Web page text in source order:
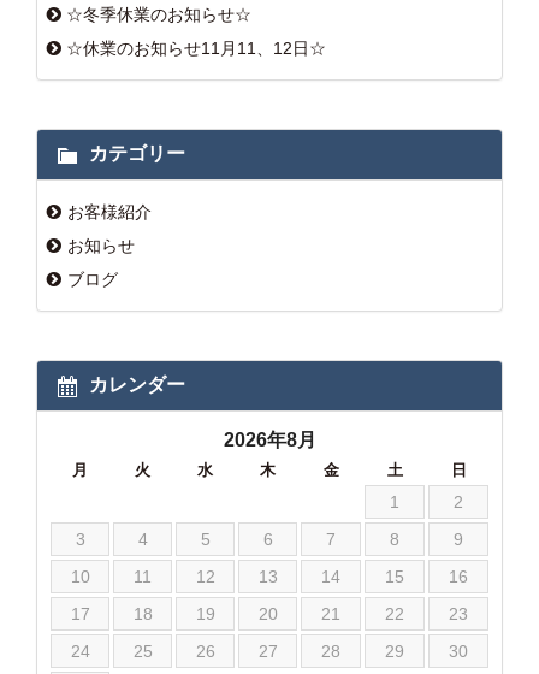
☆冬季休業のお知らせ☆
☆休業のお知らせ11月11、12日☆
カテゴリー
お客様紹介
お知らせ
ブログ
カレンダー
2026年8月
月 火 水 木 金 土 日
1
2
3
4 5 6 7 8
9
10
11 12 13 14 15
16
17
18 19 20 21 22
23
24
25 26 27 28 29
30